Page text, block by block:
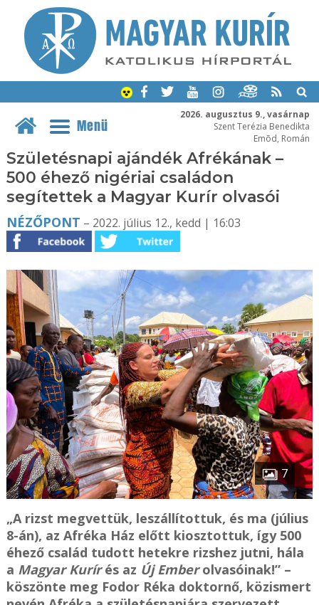
2026. augusztus 9., vasárnap
Szent Terézia Benedikta
Emõd, Román
Menü
Születésnapi ajándék Afrékának –
500 éhező nigériai családon
segítettek a Magyar Kurír olvasói
NÉZŐPONT – 2022. július 12., kedd | 16:03
7
„A rizst megvettük, leszállítottuk, és ma (július
8-án), az Afréka Ház előtt kiosztottuk, így 500
éhező család tudott hetekre rizshez jutni, hála
a Magyar Kurírés az Új Emberolvasóinak!” –
köszönte meg Fodor Réka doktornő, közismert